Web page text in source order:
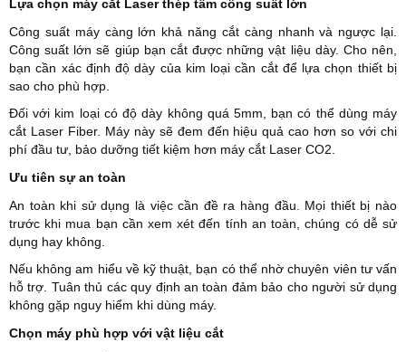
Lựa chọn máy cắt Laser thép tấm công suất lớn
Công suất máy càng lớn khả năng cắt càng nhanh và ngược lại.
Công suất lớn sẽ giúp bạn cắt được những vật liệu dày. Cho nên,
bạn cần xác định độ dày của kim loại cần cắt để lựa chọn thiết bị
sao cho phù hợp.
Đối với kim loại có độ dày không quá 5mm, bạn có thể dùng máy
cắt Laser Fiber. Máy này sẽ đem đến hiệu quả cao hơn so với chi
phí đầu tư, bảo dưỡng tiết kiệm hơn máy cắt Laser CO2.
Ưu tiên sự an toàn
An toàn khi sử dụng là việc cần đề ra hàng đầu. Mọi thiết bị nào
trước khi mua bạn cần xem xét đến tính an toàn, chúng có dễ sử
dụng hay không.
Nếu không am hiểu về kỹ thuật, bạn có thể nhờ chuyên viên tư vấn
hỗ trợ. Tuân thủ các quy định an toàn đảm bảo cho người sử dụng
không gặp nguy hiểm khi dùng máy.
Chọn máy phù hợp với vật liệu cắt